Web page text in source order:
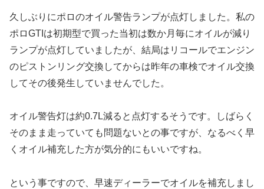
久しぶりにポロのオイル警告ランプが点灯しました。私の
ポロGTIは初期型で買った当初は数か月毎にオイルが減り
ランプが点灯していましたが、結局はリコールでエンジン
のピストンリング交換してからは昨年の車検でオイル交換
してその後発生していませんでした。
オイル警告灯は約0.7L減ると点灯するそうです。しばらく
そのまま走っていても問題ないとの事ですが、なるべく早
くオイル補充した方が気分的にもいいですね。
という事ですので、早速ディーラーでオイルを補充しまし